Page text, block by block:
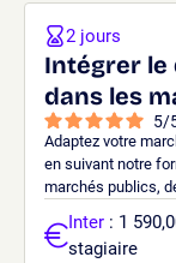
Intégrer le
dans les
5/
Adaptez votre
en suivant notre
marchés publics,
2 jours
Inter : 1
stagiaire